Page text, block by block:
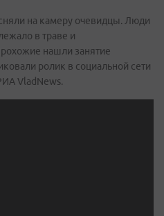
на камеру очевидцы. Люди
в траве и
нашли занятие
ролик в социальной сети
VladNews.